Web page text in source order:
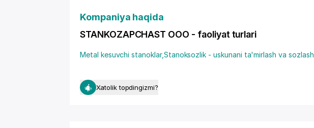
Kompaniya haqida
STANKOZAPCHAST OOO - faoliyat turlari
Metal kesuvchi stanoklar,Stanoksozlik - uskunani ta'mirlash va sozlash
Xatolik topdingizmi?